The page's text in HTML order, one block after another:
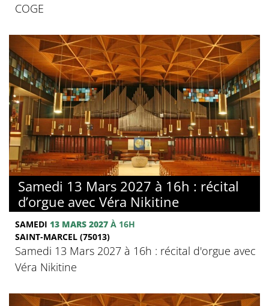
COGE
Samedi 13 Mars 2027 à 16h : récital
d’orgue avec Véra Nikitine
SAMEDI 13 MARS 2027 À 16H
SAINT-MARCEL (75013)
Samedi 13 Mars 2027 à 16h : récital d'orgue avec
Véra Nikitine